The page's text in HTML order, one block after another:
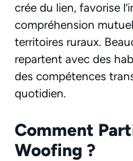
crée du lien, favorise
compréhension
territoires ruraux.
repartent avec des
des compétences
quotidien.
Comment
Woofing ?